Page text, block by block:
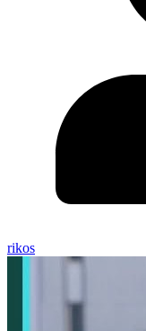
rikos